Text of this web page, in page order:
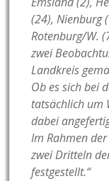
(24), Nienburg
Rotenburg/W.
zwei
Landkreis
Ob es sich bei
tatsächlich um
dabei
Im Rahmen
zwei Dritteln
festgestellt.“